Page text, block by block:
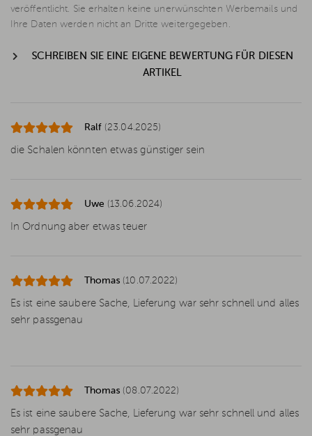
veröffentlicht. Sie erhalten keine unerwünschten Werbemails und
Ihre Daten werden nicht an Dritte weitergegeben.
SCHREIBEN SIE EINE EIGENE BEWERTUNG FÜR DIESEN
ARTIKEL
Ralf (23.04.2025)
die Schalen könnten etwas günstiger sein
Uwe (13.06.2024)
In Ordnung aber etwas teuer
Thomas (10.07.2022)
Es ist eine saubere Sache, Lieferung war sehr schnell und alles
sehr passgenau
Thomas (08.07.2022)
Es ist eine saubere Sache, Lieferung war sehr schnell und alles
sehr passgenau